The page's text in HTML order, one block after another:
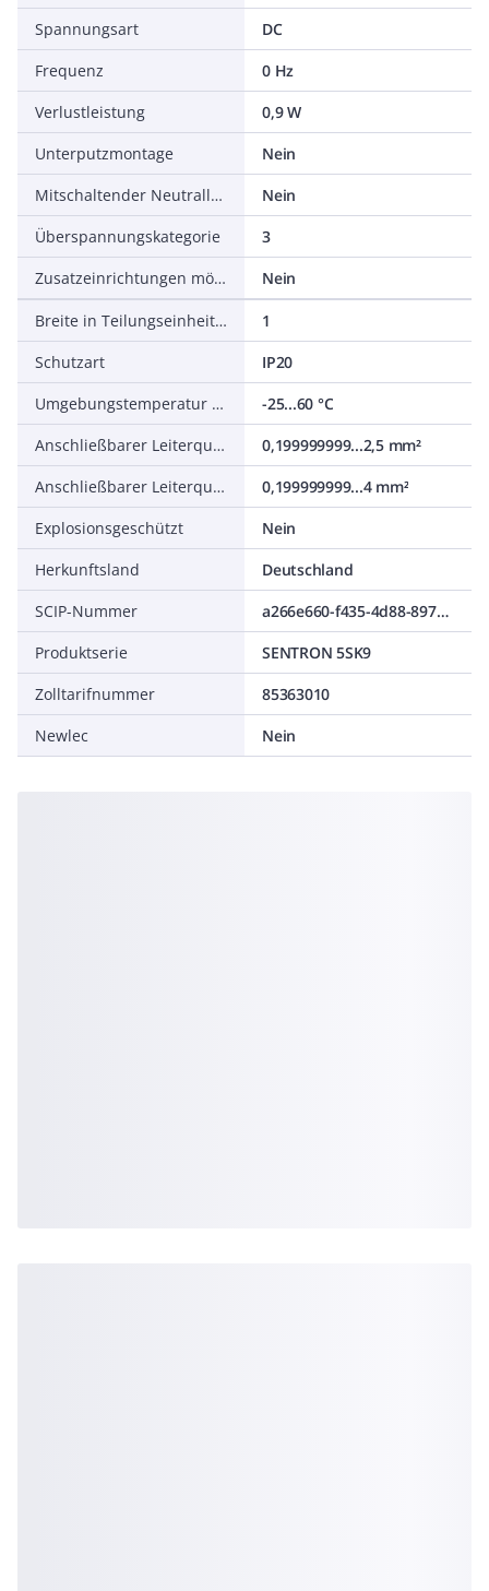
Spannungsart
DC
Frequenz
0 Hz
Verlustleistung
0,9 W
Unterputzmontage
Nein
Mitschaltender Neutralleiter
Nein
Überspannungskategorie
3
Zusatzeinrichtungen möglich
Nein
Breite in Teilungseinheiten
1
Schutzart
IP20
Umgebungstemperatur während des Betriebs
-25...60 °C
Anschließbarer Leiterquerschnitt mehrdrähtig
0,199999999...2,5 mm²
Anschließbarer Leiterquerschnitt eindrähtig
0,199999999...4 mm²
Explosionsgeschützt
Nein
Herkunftsland
Deutschland
SCIP-Nummer
a266e660-f435-4d88-8977-e05a0de430d3
Produktserie
SENTRON 5SK9
Zolltarifnummer
85363010
Newlec
Nein